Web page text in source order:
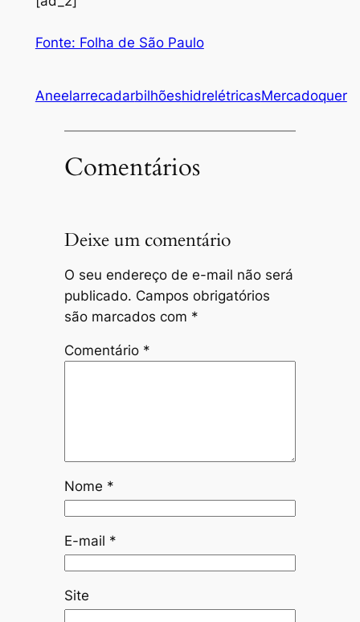
Fonte: Folha de São Paulo
AneelarrecadarbilhõeshidrelétricasMercadoquer
Comentários
Deixe um comentário
O seu endereço de e-mail não será
publicado. Campos obrigatórios
são marcados com *
Comentário *
Nome *
E-mail *
Site